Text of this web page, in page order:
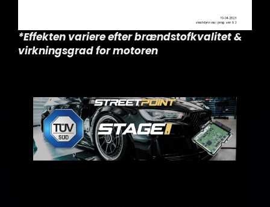
*Effekten variere efter brændstofkvalitet &
virkningsgrad for motoren